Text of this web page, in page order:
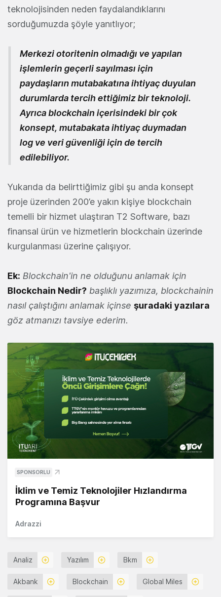
teknolojisinden neden faydalandıklarını
sorduğumuzda şöyle yanıtlıyor;
Merkezi otoritenin olmadığı ve yapılan
işlemlerin geçerli sayılması için
paydaşların mutabakatına ihtiyaç duyulan
durumlarda tercih ettiğimiz bir teknoloji.
Ayrıca blockchain içerisindeki bir çok
konsept, mutabakata ihtiyaç duymadan
log ve veri güvenliği için de tercih
edilebiliyor.
Yukarıda da belirttiğimiz gibi şu anda konsept
proje üzerinden 200’e yakın kişiye blockchain
temelli bir hizmet ulaştıran T2 Software, bazı
finansal ürün ve hizmetlerin blockchain üzerinde
kurgulanması üzerine çalışıyor.
Ek: Blockchain'in ne olduğunu anlamak için
Blockchain Nedir? başlıklı yazımıza, blockchainin
nasıl çalıştığını anlamak içinse şuradaki yazılara
göz atmanızı tavsiye ederim.
SPONSORLU
İklim ve Temiz Teknolojiler Hızlandırma
Programına Başvur
Adrazzi
Analiz Yazılım Bkm
Akbank Blockchain Global Miles